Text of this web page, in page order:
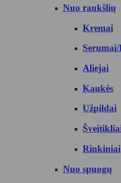
Nuo raukšlių
Kremai
Serumai/
Aliejai
Kaukės
Užpildai
Rinkiniai
Nuo spuogų